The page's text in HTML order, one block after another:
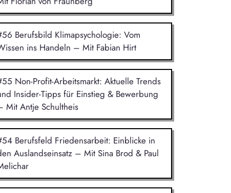
Berufsbild Klimapsychologie: Vom
ins Handeln – Mit Fabian Hirt
Non-Profit-Arbeitsmarkt: Aktuelle Trends
Insider-Tipps für Einstieg & Bewerbung
Mit Antje Schultheis
Berufsfeld Friedensarbeit: Einblicke in
Auslandseinsatz – Mit Sina Brod & Paul